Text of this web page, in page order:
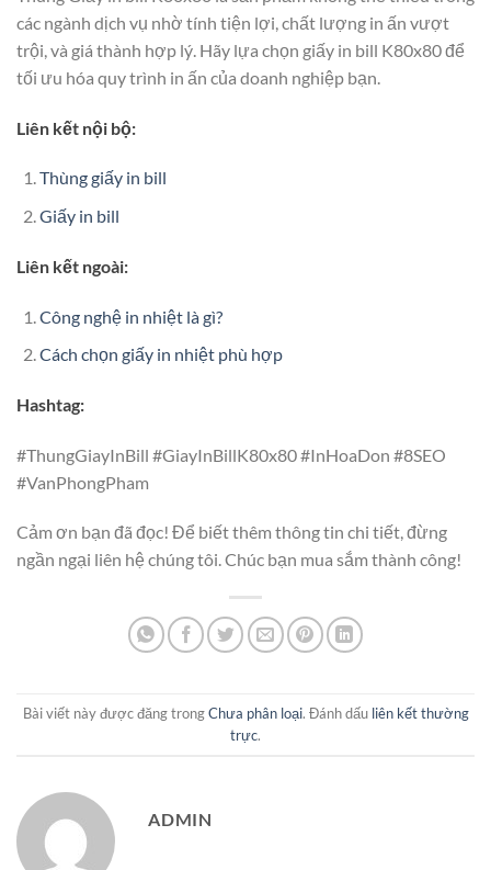
các ngành dịch vụ nhờ tính tiện lợi, chất lượng in ấn vượt
trội, và giá thành hợp lý. Hãy lựa chọn giấy in bill K80x80 để
tối ưu hóa quy trình in ấn của doanh nghiệp bạn.
Liên kết nội bộ:
Thùng giấy in bill
Giấy in bill
Liên kết ngoài:
Công nghệ in nhiệt là gì?
Cách chọn giấy in nhiệt phù hợp
Hashtag:
#ThungGiayInBill #GiayInBillK80x80 #InHoaDon #8SEO
#VanPhongPham
Cảm ơn bạn đã đọc! Để biết thêm thông tin chi tiết, đừng
ngần ngại liên hệ chúng tôi. Chúc bạn mua sắm thành công!
Bài viết này được đăng trongChưa phân loại. Đánh dấu liên kết thường
trực.
ADMIN